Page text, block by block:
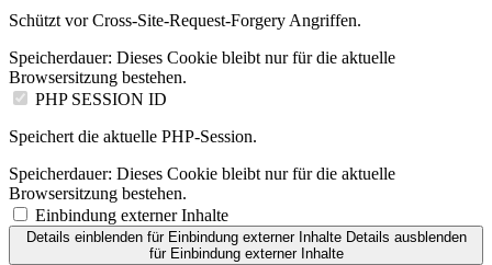
Schützt vor Cross-Site-Request-Forgery Angriffen.
Speicherdauer: Dieses Cookie bleibt nur für die aktuelle
Browsersitzung bestehen.
PHP SESSION ID
Speichert die aktuelle PHP-Session.
Speicherdauer: Dieses Cookie bleibt nur für die aktuelle
Browsersitzung bestehen.
Einbindung externer Inhalte
Details einblendenfür Einbindung externer Inhalte Details ausblenden
für Einbindung externer Inhalte